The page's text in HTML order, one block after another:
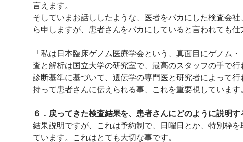
言えます。
そしていまお話ししたような、医者をバカにした検査会
ら申しますが、患者さんをバカにしていると言われても仕
「私は日本臨床ゲノム医療学会という、真面目にゲノム
査と解析は国立大学の研究室で、最高のスタッフの手で
診断基準に基づいて、遺伝学の専門医と研究者によって
持って患者さんに伝えられる事、これを重要視しています
６．戻ってきた検査結果を、患者さんにどのように説明す
結果説明ですが、これは予約制で、日曜日とか、特別枠
ています。これはとても大切な事です。